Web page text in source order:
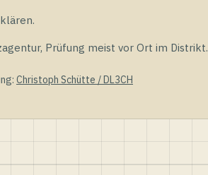
Prüfung meist vor Ort im Distrikt.
Christoph Schütte / DL3CH